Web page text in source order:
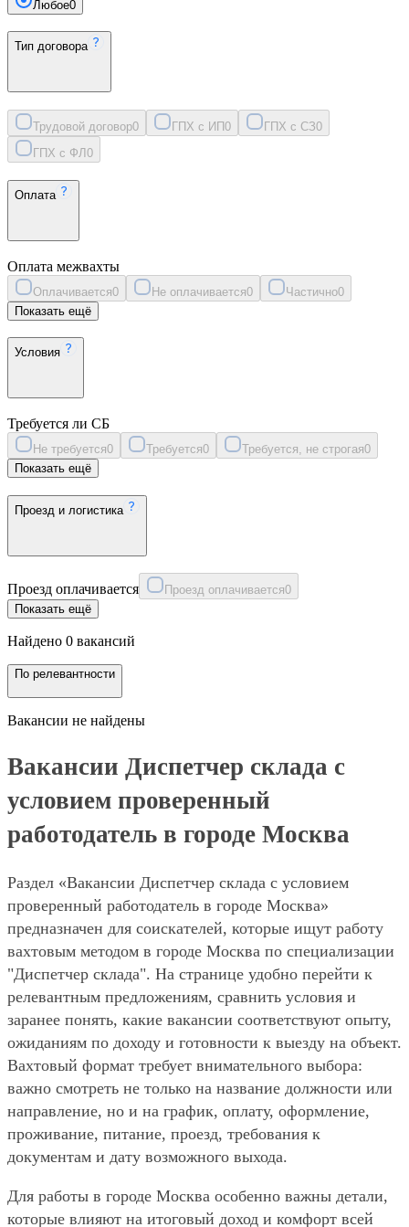
Любое0
Тип договора
Трудовой договор0 ГПХ с ИП0 ГПХ с СЗ0
ГПХ с ФЛ 0
Оплата
Оплата межвахты
Оплачивается0 Не оплачивается0 Частично0
Показать ещё
Условия
Требуется ли СБ
Не требуется0 Требуется0 Требуется, не строгая0
Показать ещё
Проезд и логистика
Проезд оплачивается Проезд оплачивается0
Показать ещё
Найдено 0 вакансий
По релевантности
Вакансии не найдены
Вакансии Диспетчер склада с
условием проверенный
работодатель в городе Москва
Раздел «Вакансии Диспетчер склада с условием
проверенный работодатель в городе Москва»
предназначен для соискателей, которые ищут работу
вахтовым методом в городе Москва по специализации
"Диспетчер склада". На странице удобно перейти к
релевантным предложениям, сравнить условия и
заранее понять, какие вакансии соответствуют опыту,
ожиданиям по доходу и готовности к выезду на объект.
Вахтовый формат требует внимательного выбора:
важно смотреть не только на название должности или
направление, но и на график, оплату, оформление,
проживание, питание, проезд, требования к
документам и дату возможного выхода.
Для работы в городе Москва особенно важны детали,
которые влияют на итоговый доход и комфорт всей